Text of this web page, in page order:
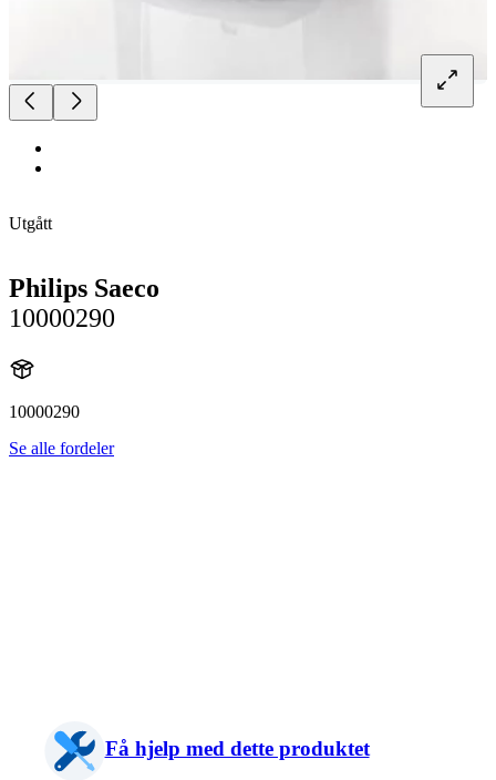
Utgått
Philips Saeco
10000290
10000290
Se alle fordeler
Få hjelp med dette produktet